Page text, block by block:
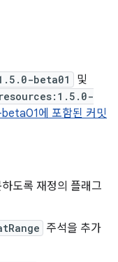
beta01 및
에 포함된 커밋
도록 재정의 플래그
주석을 추가